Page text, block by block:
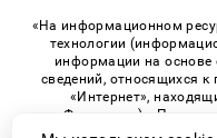
«На информационном
технологии
информации на основе
сведений, относящихся к
«Интернет»,
Федерации)».
технологий в виджетах